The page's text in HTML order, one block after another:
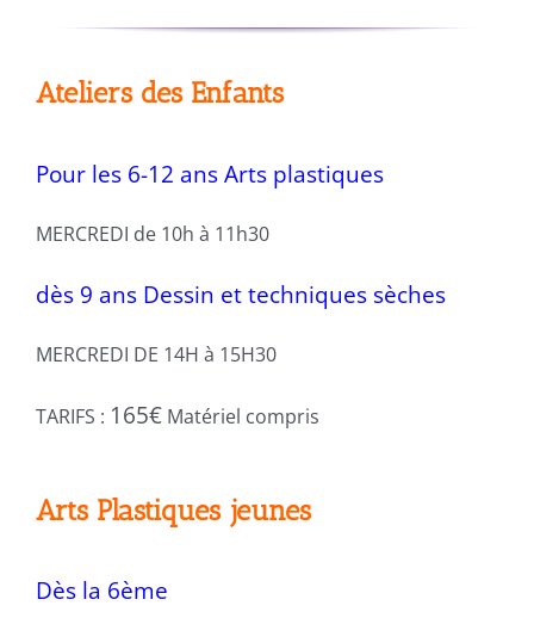
Ateliers des Enfants
Pour les 6-12 ans Arts plastiques
MERCREDI de 10h à 11h30
dès 9 ans Dessin et techniques sèches
MERCREDI DE 14H à 15H30
TARIFS : 165€Matériel compris
Arts Plastiques jeunes
Dès la 6ème